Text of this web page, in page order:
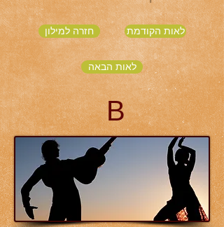
חזרה למילון לאות הקודמת
לאות הבאה
B